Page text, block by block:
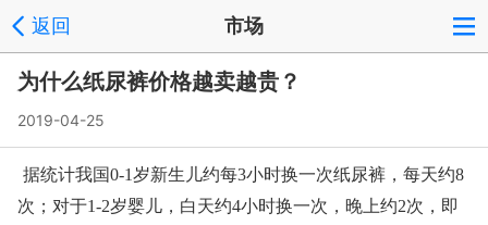
返回 市场
为什么纸尿裤价格越卖越贵？
2019-04-25
据统计我国0-1岁新生儿约每3小时换一次纸尿裤，每天约8
次；对于1-2岁婴儿，白天约4小时换一次，晚上约2次，即